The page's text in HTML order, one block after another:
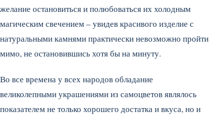
желание остановиться и полюбоваться их холодным
магическим свечением – увидев красивого изделие с
натуральными камнями практически невозможно пройти
мимо, не остановившись хотя бы на минуту.
Во все времена у всех народов обладание
великолепными украшениями из самоцветов являлось
показателем не только хорошего достатка и вкуса, но и